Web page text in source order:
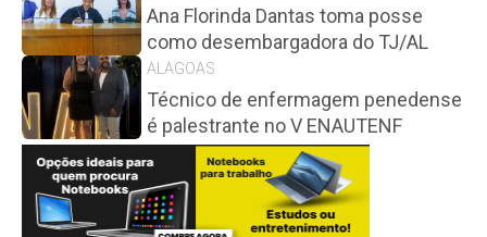
Ana Florinda Dantas toma posse
como desembargadora do TJ/AL
ALAGOAS
Técnico de enfermagem penedense
é palestrante no V ENAUTENF